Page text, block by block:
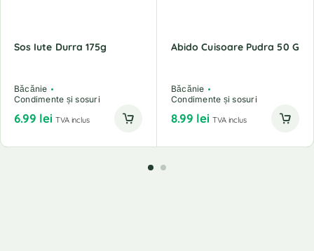
Sos Iute Durra 175g
Băcănie
Condimente și sosuri
6.99 lei TVA inclus
Abido Cuisoare Pudra 50 G
Băcănie
Condimente și sosuri
8.99 lei TVA inclus